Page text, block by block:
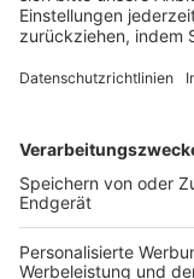
FOLGE DEM
TOP-VEREINE